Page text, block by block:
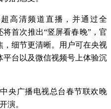
高清频道直播，并通过全
首次推出“竖屏看春晚”，官
细节更清晰。用户可在央视
台以及微信视频号上体验沉
央广播电视总台春节联欢晚
演。